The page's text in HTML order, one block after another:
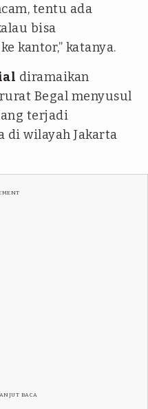
tentu ada
bisa
kantor,” katanya.
diramaikan
Begal menyusul
terjadi
di wilayah Jakarta
BACA